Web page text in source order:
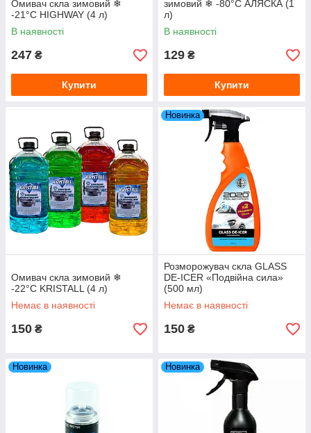
Омивач скла зимовий ❄
-21°С HIGHWAY (4 л)
В наявності
247 ₴
Купити
зимовий ❄ -80°С АЛЯСКА (1
л)
В наявності
129 ₴
Купити
Омивач скла зимовий ❄
-22°С KRISTALL (4 л)
Немає в наявності
150 ₴
Новинка
Розморожувач скла GLASS
DE-ICER «Подвійна сила»
(500 мл)
Немає в наявності
150 ₴
Новинка Новинка